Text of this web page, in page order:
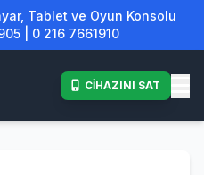
Tablet ve Oyun Konsolu
| 0 216 7661910
CİHAZINI SAT